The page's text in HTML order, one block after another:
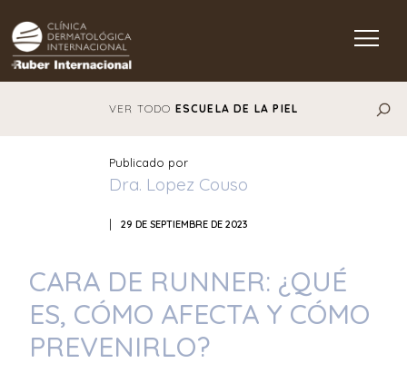
Main Navigation
VER TODO ESCUELA DE LA PIEL
Publicado por
Dra. Lopez Couso
| 29 DE SEPTIEMBRE DE 2023
CARA DE RUNNER: ¿QUÉ
ES, CÓMO AFECTA Y CÓMO
PREVENIRLO?